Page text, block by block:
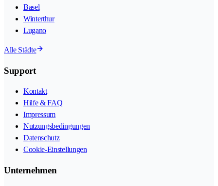
Basel
Winterthur
Lugano
Alle Städte
Support
Kontakt
Hilfe & FAQ
Impressum
Nutzungsbedingungen
Datenschutz
Cookie-Einstellungen
Unternehmen